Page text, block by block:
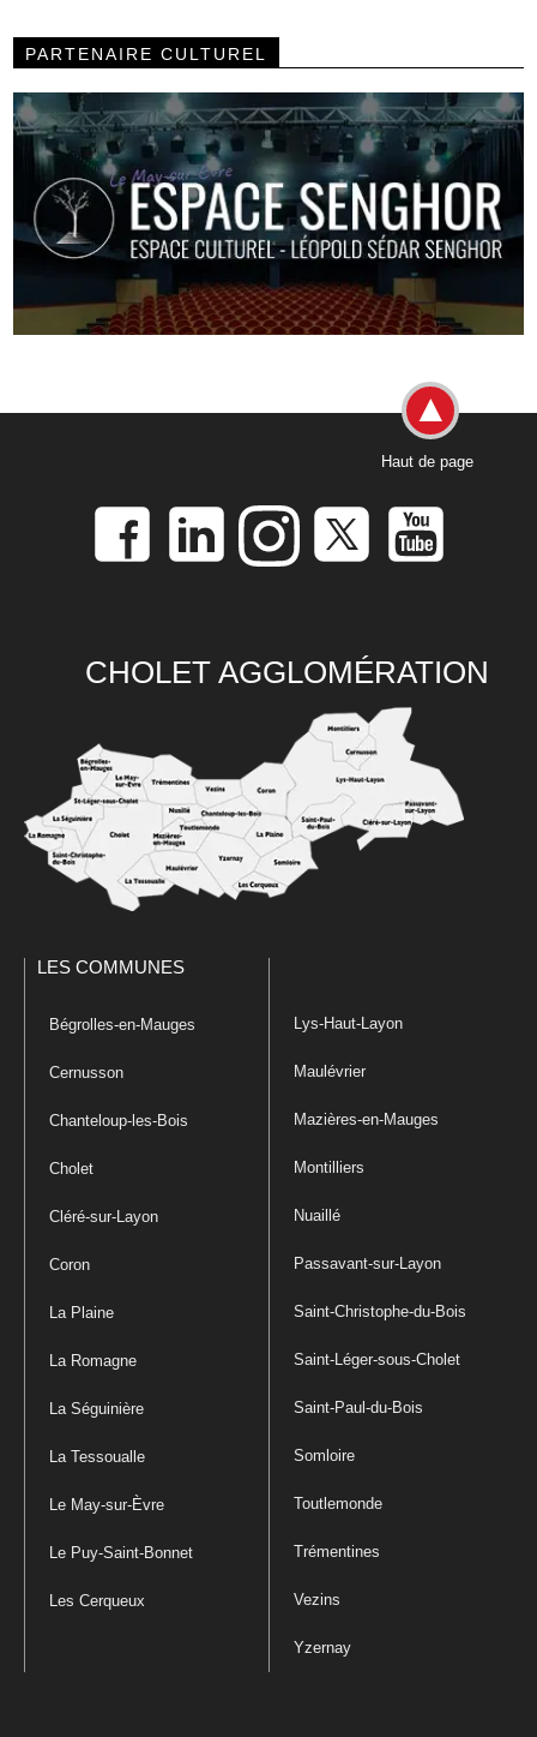
PARTENAIRE CULTUREL
Haut de page
CHOLET AGGLOMÉRATION
LES COMMUNES
Bégrolles-en-Mauges
Cernusson
Chanteloup-les-Bois
Cholet
Cléré-sur-Layon
Coron
La Plaine
La Romagne
La Séguinière
La Tessoualle
Le May-sur-Èvre
Le Puy-Saint-Bonnet
Les Cerqueux
Lys-Haut-Layon
Maulévrier
Mazières-en-Mauges
Montilliers
Nuaillé
Passavant-sur-Layon
Saint-Christophe-du-Bois
Saint-Léger-sous-Cholet
Saint-Paul-du-Bois
Somloire
Toutlemonde
Trémentines
Vezins
Yzernay